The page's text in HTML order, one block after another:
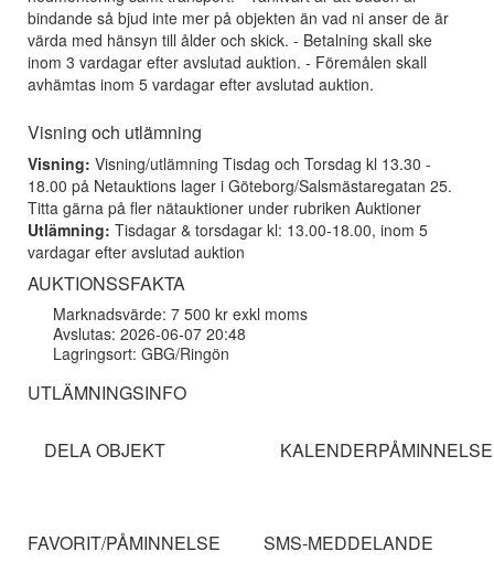
bindande så bjud inte mer på objekten än vad ni anser de är
värda med hänsyn till ålder och skick. - Betalning skall ske
inom 3 vardagar efter avslutad auktion. - Föremålen skall
avhämtas inom 5 vardagar efter avslutad auktion.
Visning och utlämning
Visning: Visning/utlämning Tisdag och Torsdag kl 13.30 -
18.00 på Netauktions lager i Göteborg/Salsmästaregatan 25.
Titta gärna på fler nätauktioner under rubriken Auktioner
Utlämning: Tisdagar & torsdagar kl: 13.00-18.00, inom 5
vardagar efter avslutad auktion
AUKTIONSSFAKTA
Marknadsvärde: 7 500 kr exkl moms
Avslutas: 2026-06-07 20:48
Lagringsort: GBG/Ringön
UTLÄMNINGSINFO
DELA OBJEKT KALENDERPÅMINNELSE
FAVORIT/PÅMINNELSE SMS-MEDDELANDE